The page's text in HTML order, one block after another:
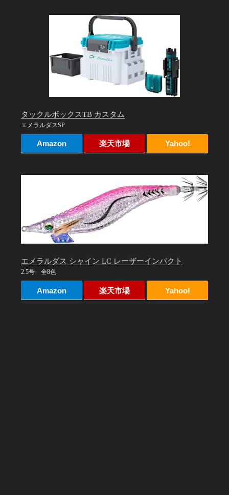
タックルボックスTB カスタム
エメラルダスSP
Amazon 楽天市場 Yahoo!
エメラルダス シャイン LC レーザーインパクト
2.5号 全8色
Amazon 楽天市場 Yahoo!